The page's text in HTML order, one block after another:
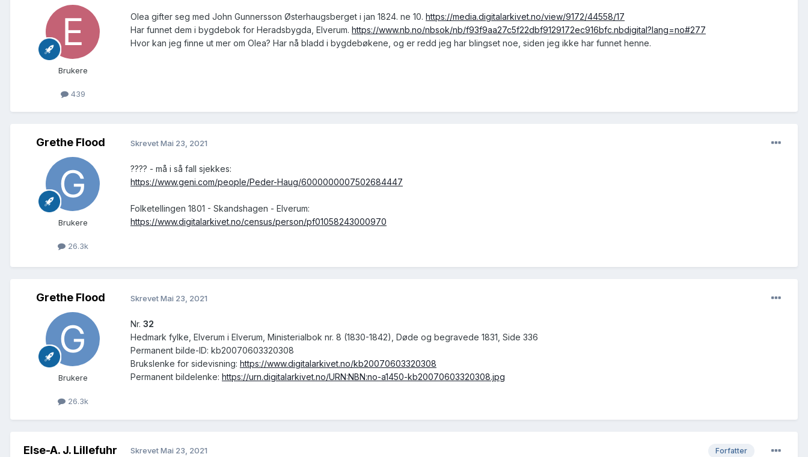
Brukere
439
Olea gifter seg med John Gunnersson Østerhaugsberget i jan 1824. ne 10. https://media.digitalarkivet.no/view/9172/44558/17
Har funnet dem i bygdebok for Heradsbygda, Elverum. https://www.nb.no/nbsok/nb/f93f9aa27c5f22dbf9129172ec916bfc.nbdigital?lang=no#277
Hvor kan jeg finne ut mer om Olea? Har nå bladd i bygdebøkene, og er redd jeg har blingset noe, siden jeg ikke har funnet henne.
Grethe Flood
Brukere
26.3k
SkrevetMai 23, 2021
???? - må i så fall sjekkes:
https://www.geni.com/people/Peder-Haug/6000000007502684447
Folketellingen 1801 - Skandshagen - Elverum:
https://www.digitalarkivet.no/census/person/pf01058243000970
Grethe Flood
Brukere
26.3k
SkrevetMai 23, 2021
Nr. 32
Hedmark fylke, Elverum i Elverum, Ministerialbok nr. 8 (1830-1842), Døde og begravede 1831, Side 336
Permanent bilde-ID: kb20070603320308
Brukslenke for sidevisning: https://www.digitalarkivet.no/kb20070603320308
Permanent bildelenke: https://urn.digitalarkivet.no/URN:NBN:no-a1450-kb20070603320308.jpg
Else-A. J. Lillefuhr Forfatter
SkrevetMai 23, 2021